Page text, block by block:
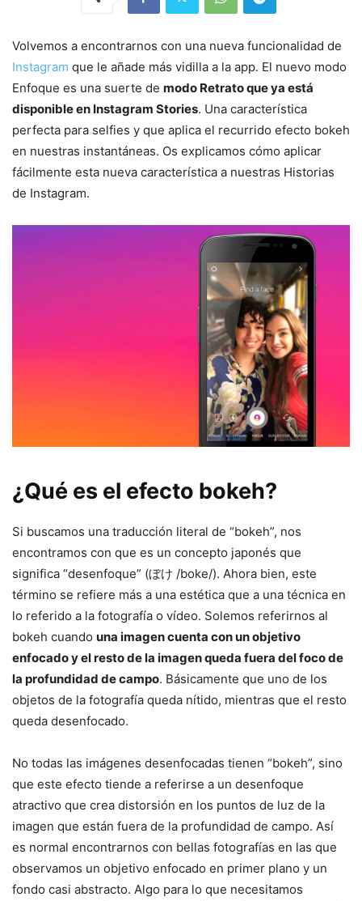
Volvemos a encontrarnos con una nueva funcionalidad de
Instagram que le añade más vidilla a la app. El nuevo modo
Enfoque es una suerte de modo Retrato que ya está
disponible en Instagram Stories. Una característica
perfecta para selfies y que aplica el recurrido efecto bokeh
en nuestras instantáneas. Os explicamos cómo aplicar
fácilmente esta nueva característica a nuestras Historias
de Instagram.
¿Qué es el efecto bokeh?
Si buscamos una traducción literal de “bokeh”, nos
encontramos con que es un concepto japonés que
significa “desenfoque” (ぼけ /boke/). Ahora bien, este
término se refiere más a una estética que a una técnica en
lo referido a la fotografía o vídeo. Solemos referirnos al
bokeh cuando una imagen cuenta con un objetivo
enfocado y el resto de la imagen queda fuera del foco de
la profundidad de campo. Básicamente que uno de los
objetos de la fotografía queda nítido, mientras que el resto
queda desenfocado.
No todas las imágenes desenfocadas tienen “bokeh”, sino
que este efecto tiende a referirse a un desenfoque
atractivo que crea distorsión en los puntos de luz de la
imagen que están fuera de la profundidad de campo. Así
es normal encontrarnos con bellas fotografías en las que
observamos un objetivo enfocado en primer plano y un
fondo casi abstracto. Algo para lo que necesitamos